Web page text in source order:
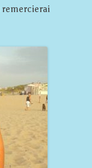
remercierai